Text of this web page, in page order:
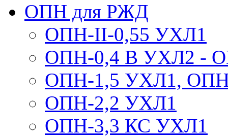
ОПН для РЖД
ОПН-II-0,55 УХЛ1
ОПН-0,4 В УХЛ2 -
ОПН-1,5 УХЛ1,
ОПН-2,2 УХЛ1
ОПН-3,3 КС УХЛ1